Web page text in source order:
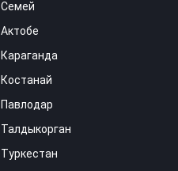
Семей
Актобе
Караганда
Костанай
Павлодар
Талдыкорган
Туркестан